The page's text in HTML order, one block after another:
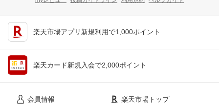
楽天市場アプリ新規利用で1,000ポイント
楽天カード新規入会で2,000ポイント
会員情報 楽天市場トップ